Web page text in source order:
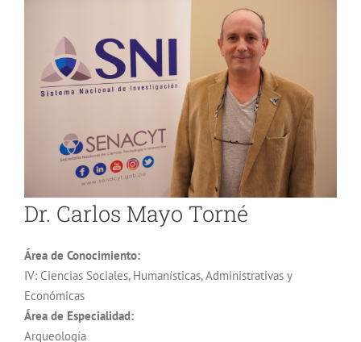
Dr. Carlos Mayo Torné
Área de Conocimiento:
IV: Ciencias Sociales, Humanísticas, Administrativas y
Económicas
Área de Especialidad:
Arqueología